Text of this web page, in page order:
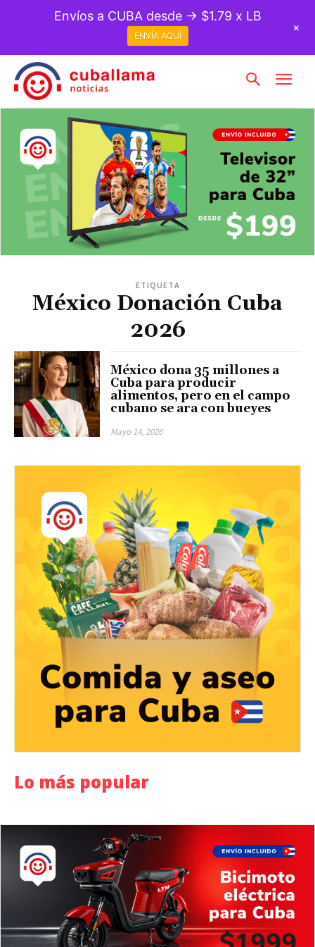
ETIQUETA
México Donación Cuba
2026
México dona 35 millones a
Cuba para producir
alimentos, pero en el campo
cubano se ara con bueyes
Mayo 14, 2026
Lo más popular
Envíos a CUBA desde → $1.79 x LB
ENVÍA AQUÍ
+